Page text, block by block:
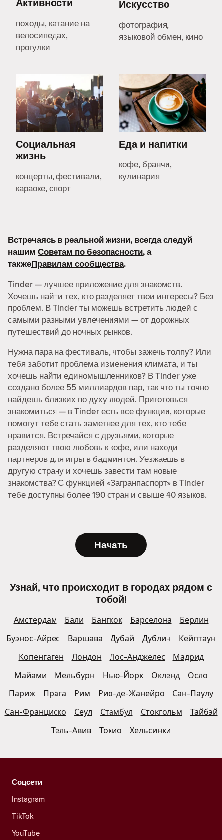
Активности
походы, катание на
велосипедах,
прогулки
Искусство
фотография,
языковой обмен, кино
Социальная
жизнь
концерты, фестивали,
караоке, спорт
Еда и напитки
кофе, бранчи,
кулинария
Встречаясь в реальной жизни, всегда следуй
нашим Советам по безопасности, а
такжеПравилам сообщества.
Tinder — лучшее приложение для знакомств.
Хочешь найти тех, кто разделяет твои интересы? Без
проблем. В Tinder ты можешь встретить людей с
самыми разными увлечениями — от дорожных
путешествий до ночных рынков.
Нужна пара на фестиваль, чтобы зажечь толпу? Или
тебя заботит проблема изменения климата, и ты
хочешь найти единомышленников? В Tinder уже
создано более 55 миллиардов пар, так что ты точно
найдешь близких по духу людей. Приготовься
знакомиться — в Tinder есть все функции, которые
помогут тебе стать заметнее для тех, кто тебе
нравится. Встречайся с друзьями, которые
разделяют твою любовь к кофе, или находи
партнеров для игры в бадминтон. Уезжаешь в
другую страну и хочешь завести там новые
знакомства? С функцией «Загранпаспорт» в Tinder
тебе доступны более 190 стран и свыше 40 языков.
Начать
Узнай, что происходит в городах рядом с
тобой!
Амстердам Бали Бангкок Барселона
Берлин
Буэнос-Айрес
Варшава Дубай Дублин
Кейптаун
Копенгаген
Лондон Лос-Анджелес
Мадрид
Майами
Мельбурн Нью-Йорк Окленд
Осло
Париж
Прага Рим Рио-де-Жанейро
Сан-Паулу
Сан-Франциско
Сеул Стамбул Стокгольм
Тайбэй
Тель-Авив
Токио Хельсинки
Соцсети
Instagram
TikTok
YouTube